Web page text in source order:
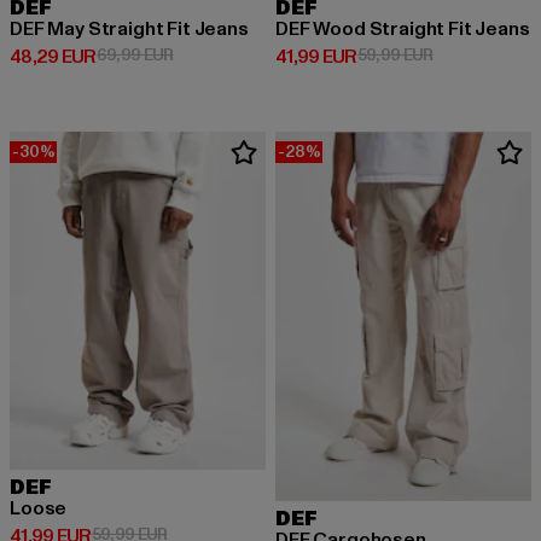
DEF
DEF May Straight Fit Jeans
48,29 EUR
Derzeitiger Preis: 48,29 EUR
69,99 EURAktionspreis: 69,99 EUR
DEF
DEF Wood Straight Fit Jeans
41,99 EUR
Derzeitiger Preis: 41,99 EUR
59,99 EURAktionspreis:
-30%
DEF
Loose
Derzeitiger Preis: 41,99 EUR
59,99 EURAktionspreis: 59,99 EUR
-28%
DEF